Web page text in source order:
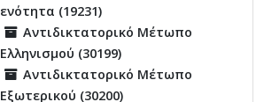
ενότητα (19231)
Αντιδικτατορικό Μέτωπο
Ελληνισμού (30199)
Αντιδικτατορικό Μέτωπο
Εξωτερικού (30200)